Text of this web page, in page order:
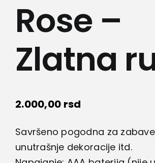
Kamere
Medicinska oprema
Sport i razonoda
Svi proizvodi
Rose –
Zlatna
2.000,00 rsd
Savršeno pogodna za
unutrašnje dekoracije itd.